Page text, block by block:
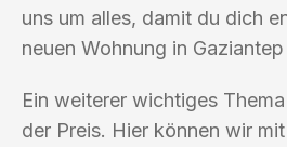
uns um alles, damit du dich
neuen Wohnung in
Ein weiterer wichtiges
der Preis. Hier können wir